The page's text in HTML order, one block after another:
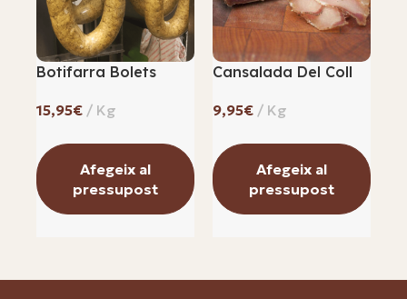
Botifarra Bolets
€
Afegeix al
pressupost
Cansalada Del Coll
€
Afegeix al
pressupost